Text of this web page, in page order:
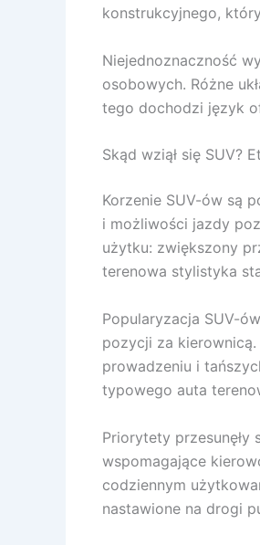
konstrukcyjnego,
Niejednoznaczność
osobowych. Różne
tego dochodzi język
Skąd wziął się SUV?
Korzenie SUV-ów są
i możliwości jazdy
użytku: zwiększony
terenowa stylistyka
Popularyzacja SUV-
pozycji za kierownicą.
prowadzeniu i
typowego auta
Priorytety
wspomagające
codziennym
nastawione na drogi